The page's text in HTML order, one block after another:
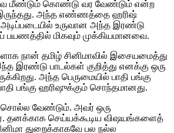
மீண்டும் கொண்டு வர வேண்டும் என்ற
அந்த எண்ணத்தை ஹரிஷ்
உருவான அந்த இரண்டு
மிகவும் முக்கியமானவை.
நான் தமிழ் சினிமாவில் இசையமைத்து
இரண்டு பாடல்கள் குறித்து எனக்கு ஒரு
அந்த பெருமையில் பாதி பங்கு
பங்கு ஹரிஷுக்கும் சொந்தமானது.
சொல்ல வேண்டும். அவர் ஒரு
தனக்காக செய்யக்கூடிய விஷயங்களைத்
துறைக்காகவே பல நல்ல